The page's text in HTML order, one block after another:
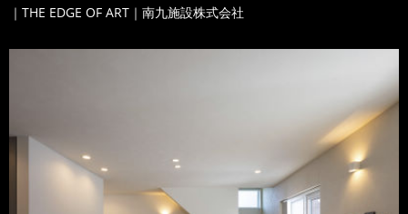
｜THE EDGE OF ART｜南九施設株式会社